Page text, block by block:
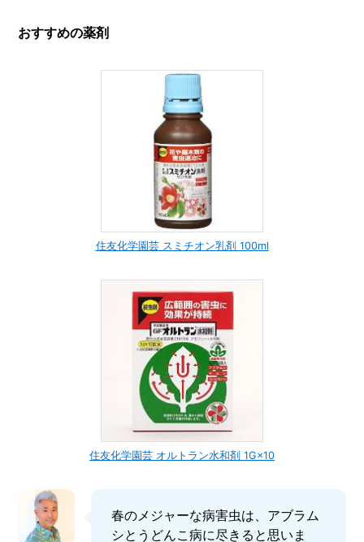
おすすめの薬剤
住友化学園芸 スミチオン乳剤 100ml
住友化学園芸 オルトラン水和剤 1G×10
春のメジャーな病害虫は、アブラム
シとうどんこ病に尽きると思いま